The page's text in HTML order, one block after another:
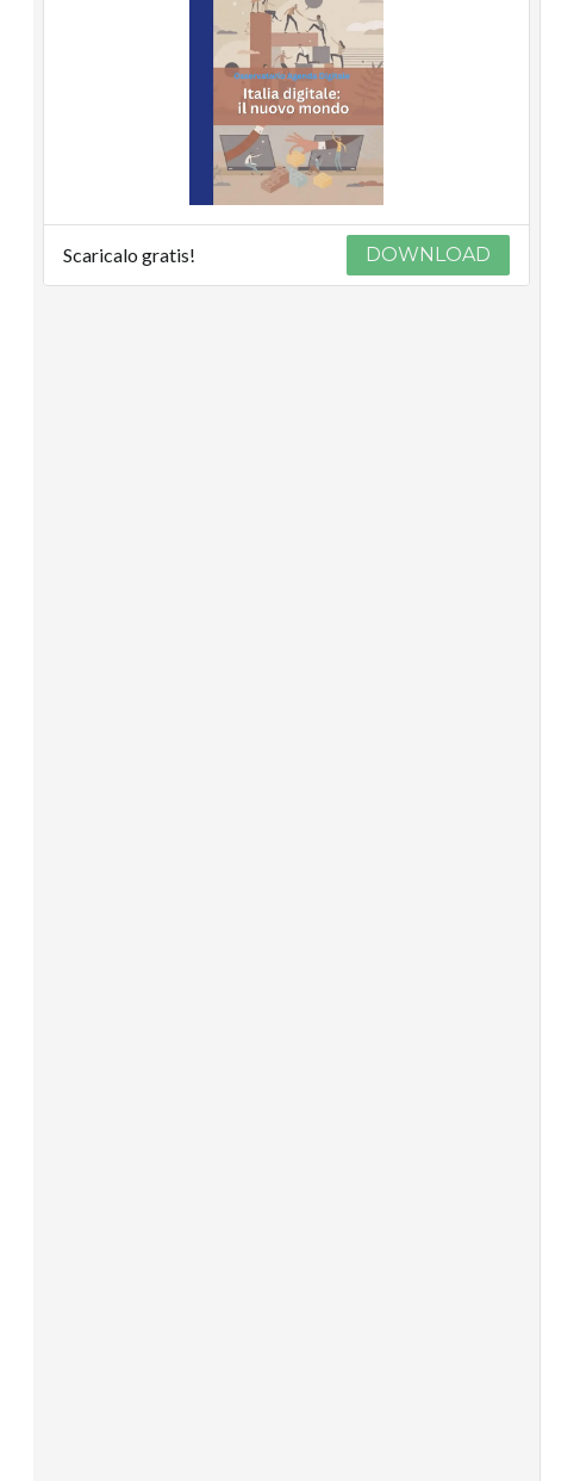
Scaricalo gratis! DOWNLOAD